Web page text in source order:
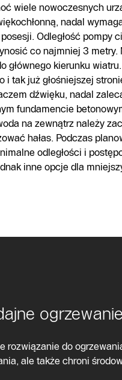
wiele nowoczesnych
nadal
Odległość pompy
co najmniej 3 metry.
głównego kierunku
tak już głośniejszej
dźwięku, nadal
fundamencie
na zewnątrz należy
hałas. Podczas
odległości i
inne opcje dla
ogrzewanie
rozwiązanie do
ale także chroni